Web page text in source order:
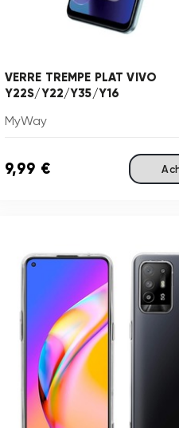
VERRE TREMPE PLAT VIVO
Y22S/Y22/Y35/Y16
MyWay
9,99 €